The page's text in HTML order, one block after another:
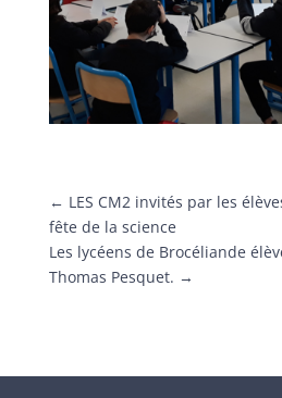
← LES CM2 invités par les
fête de la science
Les lycéens de Brocéliande
Thomas Pesquet. →